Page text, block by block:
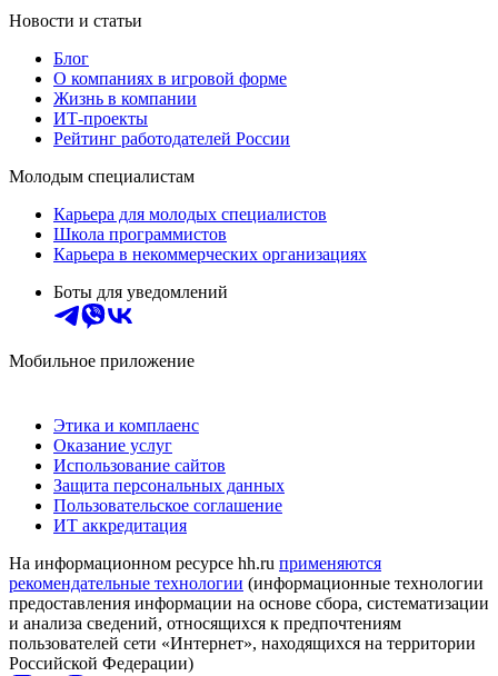
Новости и статьи
Блог
О компаниях в игровой форме
Жизнь в компании
ИТ-проекты
Рейтинг работодателей России
Молодым специалистам
Карьера для молодых специалистов
Школа программистов
Карьера в некоммерческих организациях
Боты для уведомлений
Мобильное приложение
Этика и комплаенс
Оказание услуг
Использование сайтов
Защита персональных данных
Пользовательское соглашение
ИТ аккредитация
На информационном ресурсе hh.ru применяются
рекомендательные технологии (информационные технологии
предоставления информации на основе сбора, систематизации
и анализа сведений, относящихся к предпочтениям
пользователей сети «Интернет», находящихся на территории
Российской Федерации)